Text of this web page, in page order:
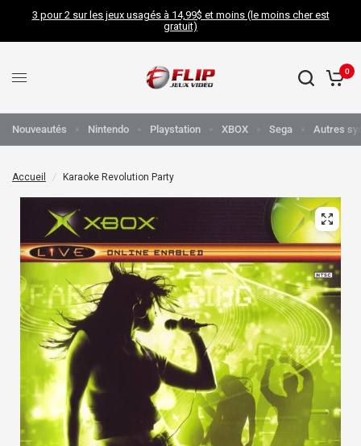
3 pour 2 sur les jeux usagés à 14,99$ et moins (le moins cher est
gratuit)
0
Nouveautés Nintendo Playstation XBOX Sega Autres
Accueil / Karaoke Revolution Party